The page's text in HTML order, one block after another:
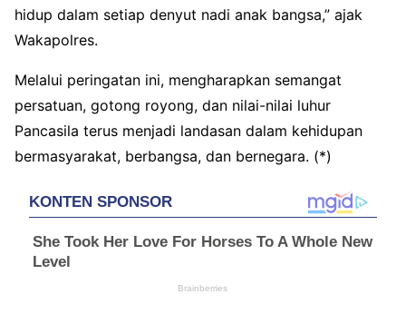
hidup dalam setiap denyut nadi anak bangsa,” ajak
Wakapolres.
Melalui peringatan ini, mengharapkan semangat
persatuan, gotong royong, dan nilai-nilai luhur
Pancasila terus menjadi landasan dalam kehidupan
bermasyarakat, berbangsa, dan bernegara. (*)